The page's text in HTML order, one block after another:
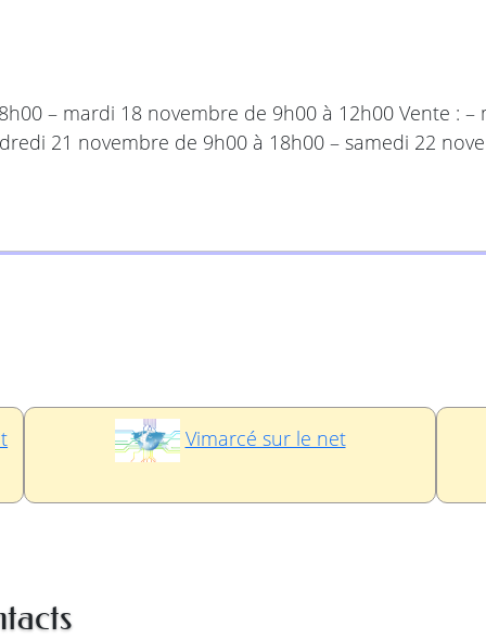
– mardi 18 novembre de 9h00 à 12h00 Vente :
21 novembre de 9h00 à 18h00 – samedi 22
Vimarcé sur le net